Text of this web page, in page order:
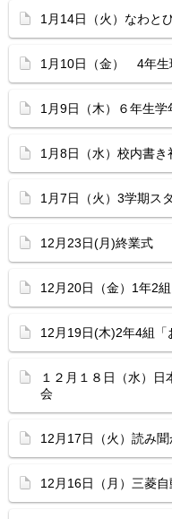
1月14日（火）なわと
1月10日（金） 4年生
1月9日（木）６年生学
1月8日（水）校内書き
1月7日（火）3学期ス
12月23日(月)終業式
12月20日（金）1年2
12月19日(木)2年4組「
１２月１８日（水）
会
12月17日（火）読み聞
12月16日（月）三菱